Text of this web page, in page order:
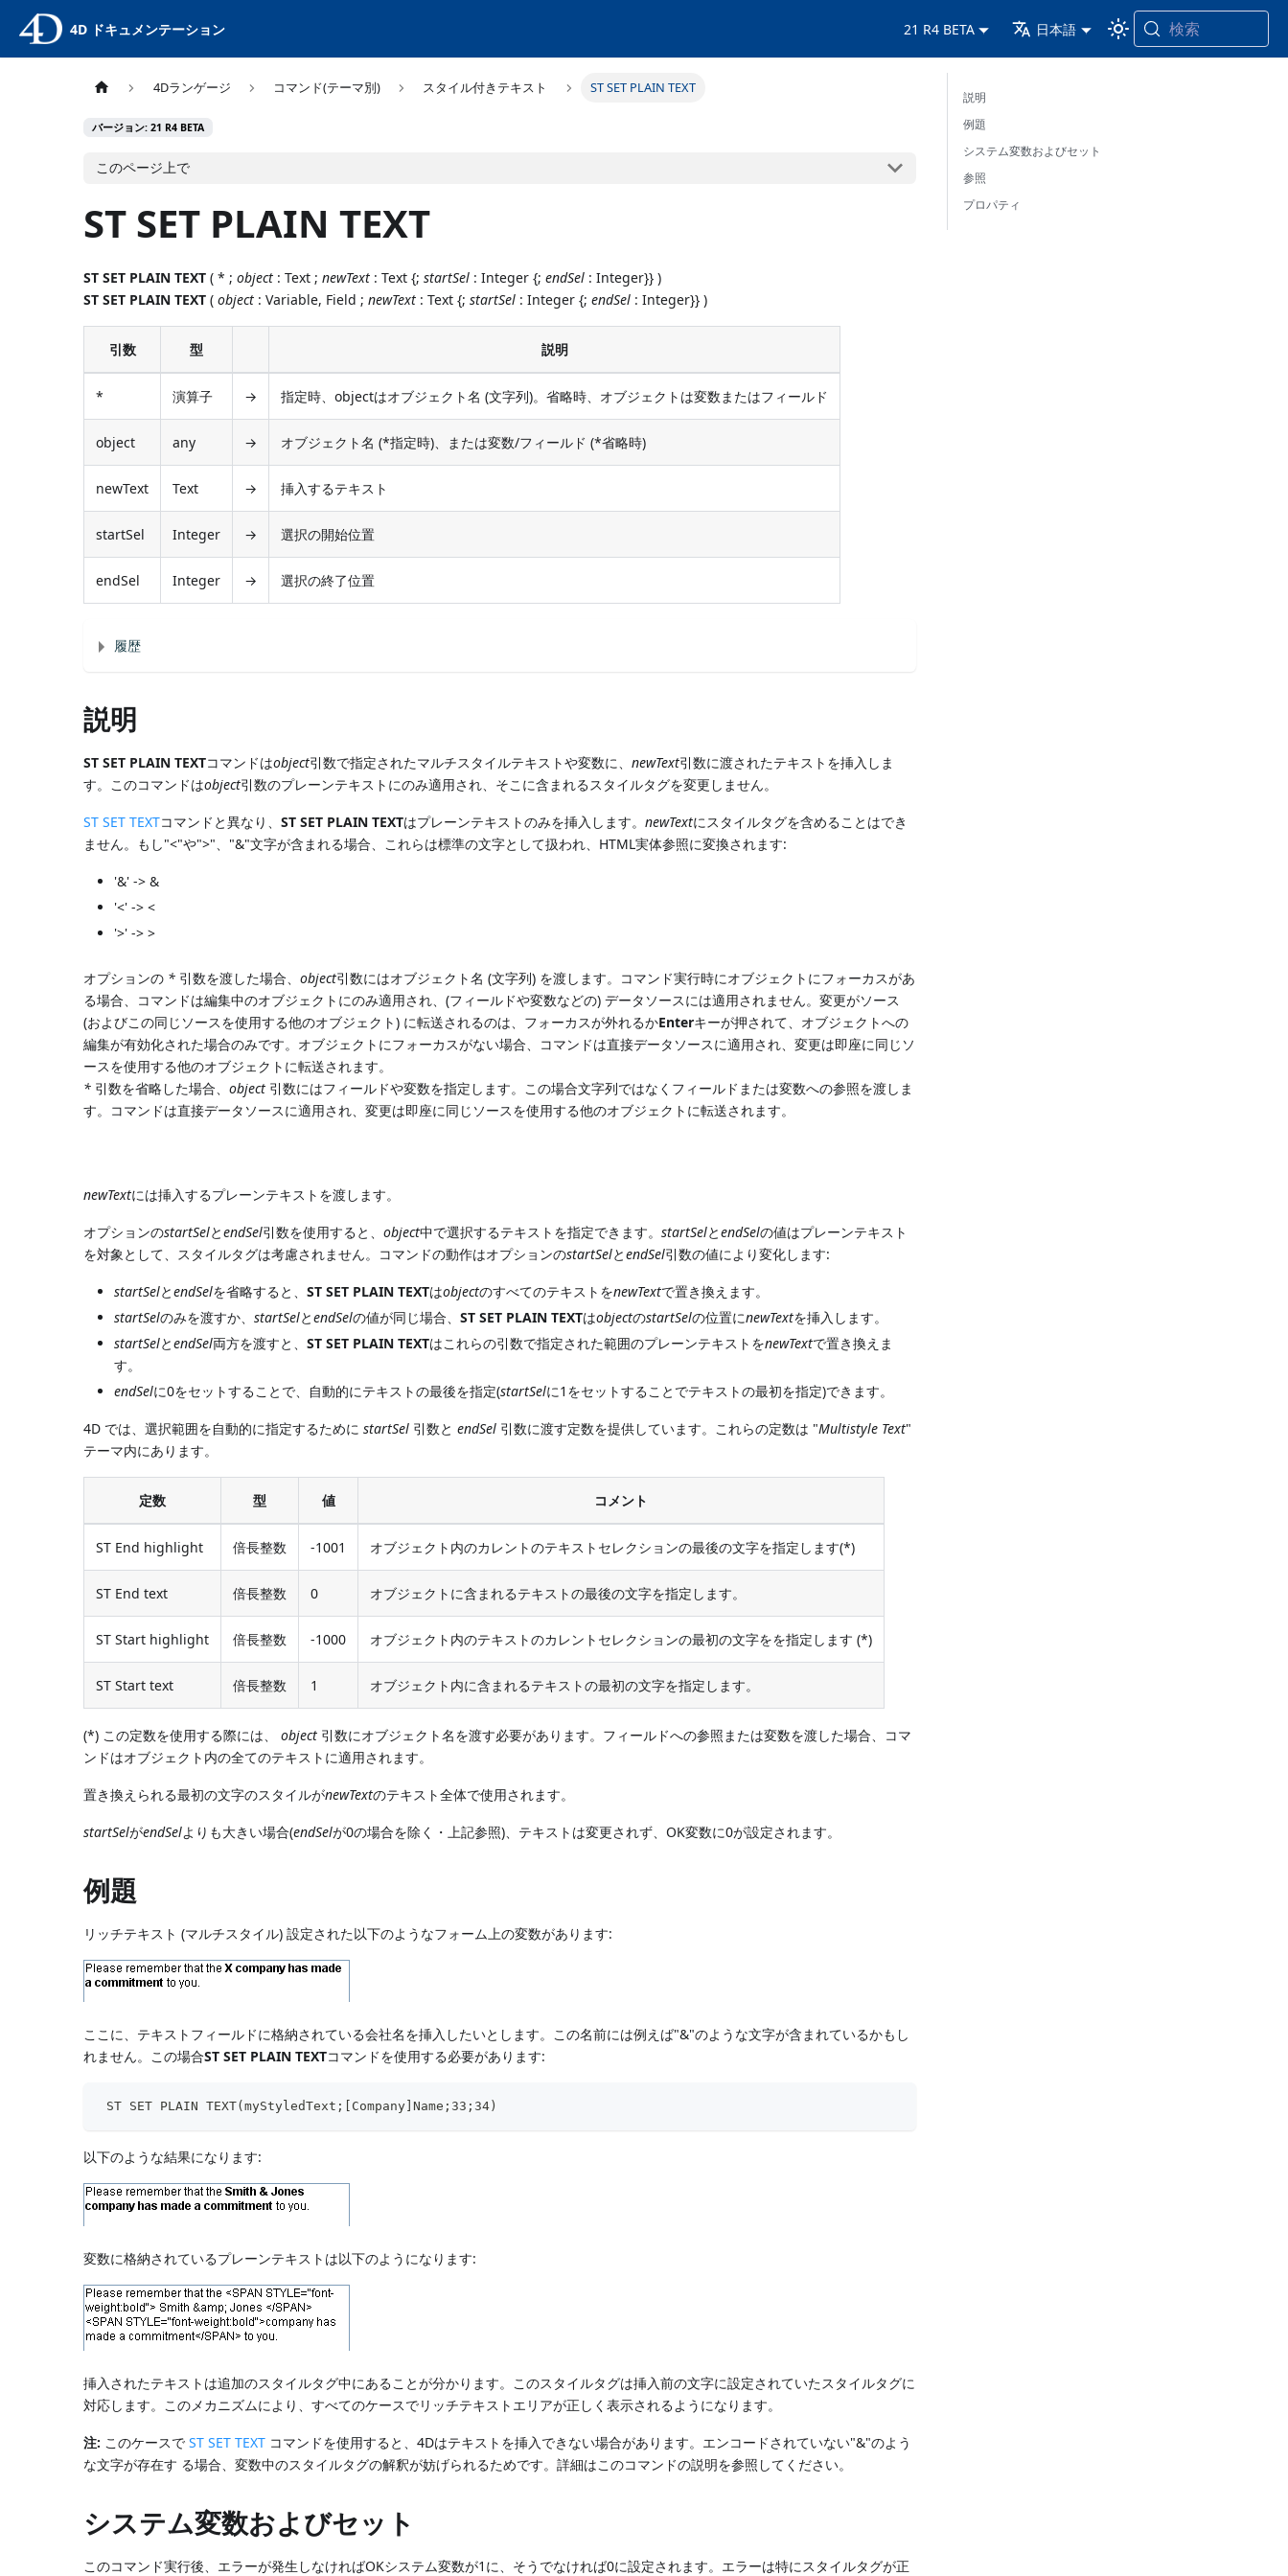
4D ドキュメンテーション 21 R4 BETA 日本語 検索
4Dランゲージ コマンド(テーマ別) スタイル付きテキスト ST SET PLAIN TEXT
バージョン: 21 R4 BETA
このページ上で
ST SET PLAIN TEXT
ST SET PLAIN TEXT ( * ;object : Text ;newText : Text {;startSel : Integer {;endSel : Integer}} )
ST SET PLAIN TEXT (object : Variable, Field ;newText : Text {;startSel : Integer {;endSel : Integer}} )
引数 型 説明
* 演算子 → 指定時、objectはオブジェクト名 (文字列)。省略時、オブジェクトは変数またはフィールド
object any → オブジェクト名 (*指定時)、または変数/フィールド (*省略時)
newText Text → 挿入するテキスト
startSel Integer → 選択の開始位置
endSel Integer → 選択の終了位置
履歴
説明
ST SET PLAIN TEXTコマンドはobject引数で指定されたマルチスタイルテキストや変数に、newText引数に渡されたテキストを挿入しま
す。このコマンドはobject引数のプレーンテキストにのみ適用され、そこに含まれるスタイルタグを変更しません。
ST SET TEXTコマンドと異なり、ST SET PLAIN TEXTはプレーンテキストのみを挿入します。newTextにスタイルタグを含めることはでき
ません。もし"<"や">"、"&"文字が含まれる場合、これらは標準の文字として扱われ、HTML実体参照に変換されます:
'&' -> &
'<' -> <
'>' -> >
オプションの * 引数を渡した場合、object引数にはオブジェクト名 (文字列) を渡します。コマンド実行時にオブジェクトにフォーカスがあ
る場合、コマンドは編集中のオブジェクトにのみ適用され、(フィールドや変数などの) データソースには適用されません。変更がソース
(およびこの同じソースを使用する他のオブジェクト) に転送されるのは、フォーカスが外れるかEnterキーが押されて、オブジェクトへの
編集が有効化された場合のみです。オブジェクトにフォーカスがない場合、コマンドは直接データソースに適用され、変更は即座に同じソ
ースを使用する他のオブジェクトに転送されます。
* 引数を省略した場合、object 引数にはフィールドや変数を指定します。この場合文字列ではなくフィールドまたは変数への参照を渡しま
す。コマンドは直接データソースに適用され、変更は即座に同じソースを使用する他のオブジェクトに転送されます。
newTextには挿入するプレーンテキストを渡します。
オプションのstartSelとendSel引数を使用すると、object中で選択するテキストを指定できます。startSelとendSelの値はプレーンテキスト
を対象として、スタイルタグは考慮されません。コマンドの動作はオプションのstartSelとendSel引数の値により変化します:
startSelとendSelを省略すると、ST SET PLAIN TEXTはobjectのすべてのテキストをnewTextで置き換えます。
startSelのみを渡すか、startSelとendSelの値が同じ場合、ST SET PLAIN TEXTはobjectのstartSelの位置にnewTextを挿入します。
startSelとendSel両方を渡すと、ST SET PLAIN TEXTはこれらの引数で指定された範囲のプレーンテキストをnewTextで置き換えま
す。
endSelに0をセットすることで、自動的にテキストの最後を指定(startSelに1をセットすることでテキストの最初を指定)できます。
4D では、選択範囲を自動的に指定するためにstartSel 引数とendSel 引数に渡す定数を提供しています。これらの定数は "Multistyle Text"
テーマ内にあります。
定数 型 値 コメント
ST End highlight 倍長整数 -1001 オブジェクト内のカレントのテキストセレクションの最後の文字を指定します(*)
ST End text 倍長整数 0 オブジェクトに含まれるテキストの最後の文字を指定します。
ST Start highlight 倍長整数 -1000 オブジェクト内のテキストのカレントセレクションの最初の文字をを指定します (*)
ST Start text 倍長整数 1 オブジェクト内に含まれるテキストの最初の文字を指定します。
(*) この定数を使用する際には、object 引数にオブジェクト名を渡す必要があります。フィールドへの参照または変数を渡した場合、コマ
ンドはオブジェクト内の全てのテキストに適用されます。
置き換えられる最初の文字のスタイルがnewTextのテキスト全体で使用されます。
startSelがendSelよりも大きい場合(endSelが0の場合を除く・上記参照)、テキストは変更されず、OK変数に0が設定されます。
例題
リッチテキスト (マルチスタイル) 設定された以下のようなフォーム上の変数があります:
ここに、テキストフィールドに格納されている会社名を挿入したいとします。この名前には例えば"&"のような文字が含まれているかもし
れません。この場合ST SET PLAIN TEXTコマンドを使用する必要があります:
ST SET PLAIN TEXT(myStyledText;[Company]Name;33;34)
以下のような結果になります:
変数に格納されているプレーンテキストは以下のようになります:
挿入されたテキストは追加のスタイルタグ中にあることが分かります。このスタイルタグは挿入前の文字に設定されていたスタイルタグに
対応します。このメカニズムにより、すべてのケースでリッチテキストエリアが正しく表示されるようになります。
注: このケースでST SET TEXT コマンドを使用すると、4Dはテキストを挿入できない場合があります。エンコードされていない"&"のよう
な文字が存在す る場合、変数中のスタイルタグの解釈が妨げられるためです。詳細はこのコマンドの説明を参照してください。
システム変数およびセット
このコマンド実行後、エラーが発生しなければOKシステム変数が1に、そうでなければ0に設定されます。エラーは特にスタイルタグが正
説明
例題
システム変数およびセット
参照
プロパティ